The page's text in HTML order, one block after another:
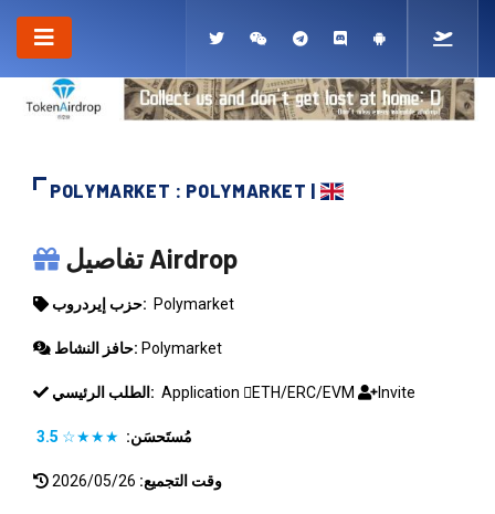
POLYMARKET : POLYMARKET |
POLYMARKET
تفاصيل Airdrop
حزب إيردروب: Polymarket
حافز النشاط: Polymarket
الطلب الرئيسي: Application ETH/ERC/EVM Invite
مُستَحسَن: ★★★☆
3.5
وقت التجميع: 2026/05/26